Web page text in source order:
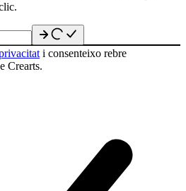
i consenteixo rebre
Crearts.